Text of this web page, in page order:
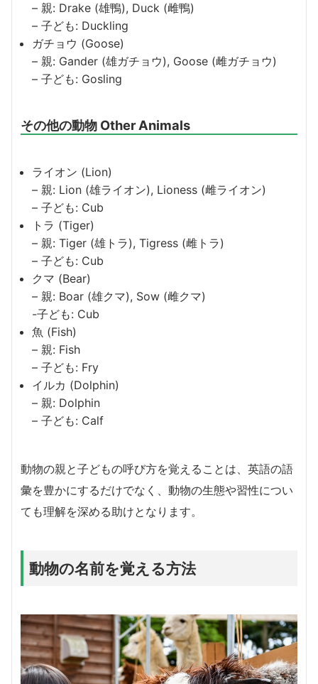
– 親: Drake (雄鴨), Duck (雌鴨)
– 子ども: Duckling
ガチョウ (Goose)
– 親: Gander (雄ガチョウ), Goose (雌ガチョウ)
– 子ども: Gosling
その他の動物 Other Animals
ライオン (Lion)
– 親: Lion (雄ライオン), Lioness (雌ライオン)
– 子ども: Cub
トラ (Tiger)
– 親: Tiger (雄トラ), Tigress (雌トラ)
– 子ども: Cub
クマ (Bear)
– 親: Boar (雄クマ), Sow (雌クマ)
-子ども: Cub
魚 (Fish)
– 親: Fish
– 子ども: Fry
イルカ (Dolphin)
– 親: Dolphin
– 子ども: Calf
動物の親と子どもの呼び方を覚えることは、英語の語
彙を豊かにするだけでなく、動物の生態や習性につい
ても理解を深める助けとなります。
動物の名前を覚える方法